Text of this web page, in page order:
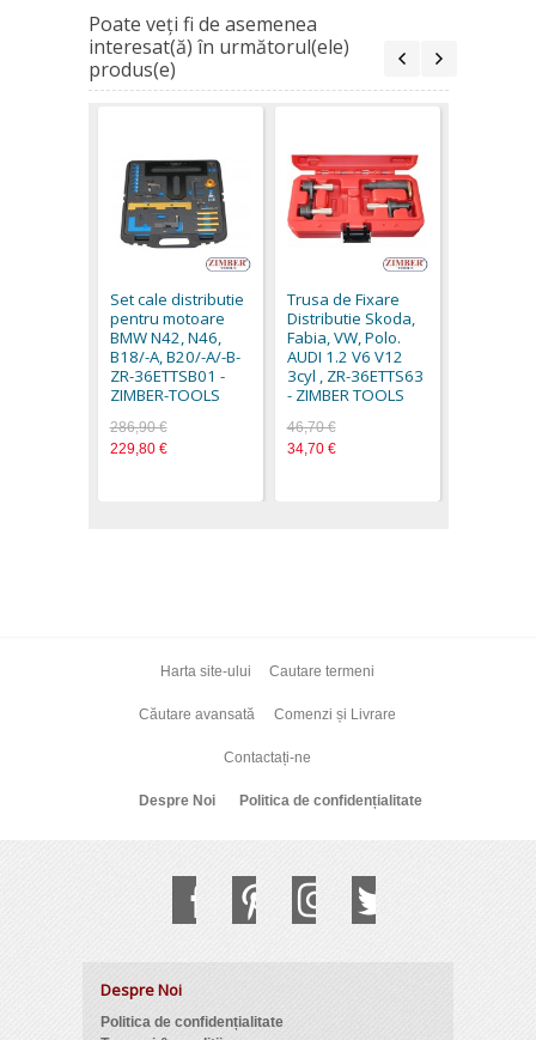
Poate veţi fi de asemenea
interesat(ă) în următorul(ele)
produs(e)
Set cale distributie
pentru motoare
BMW N42, N46,
B18/-A, B20/-A/-B-
ZR-36ETTSB01 -
ZIMBER-TOOLS
286,90 €
229,80 €
Trusa de Fixare
Distributie Skoda,
Fabia, VW, Polo.
AUDI 1.2 V6 V12
3cyl , ZR-36ETTS63
- ZIMBER TOOLS
46,70 €
34,70 €
Harta site-ului Cautare termeni
Căutare avansată Comenzi și Livrare
Contactați-ne
Despre Noi Politica de confidențialitate
Despre Noi
Politica de confidențialitate